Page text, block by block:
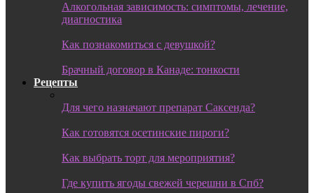
Алкогольная зависимость: симптомы, лечение,
диагностика
Как познакомиться с девушкой?
Брачный договор в Канаде: тонкости
Рецепты
Для чего назначают препарат Саксенда?
Как готовятся осетинские пироги?
Как выбрать торт для мероприятия?
Где купить ягоды свежей черешни в Спб?